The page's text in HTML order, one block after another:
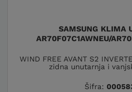
SAMSUNG KLIMA
AR70F07C1AWNEU/
WIND FREE AVANT S2
zidna unutarnja i
Šifra: